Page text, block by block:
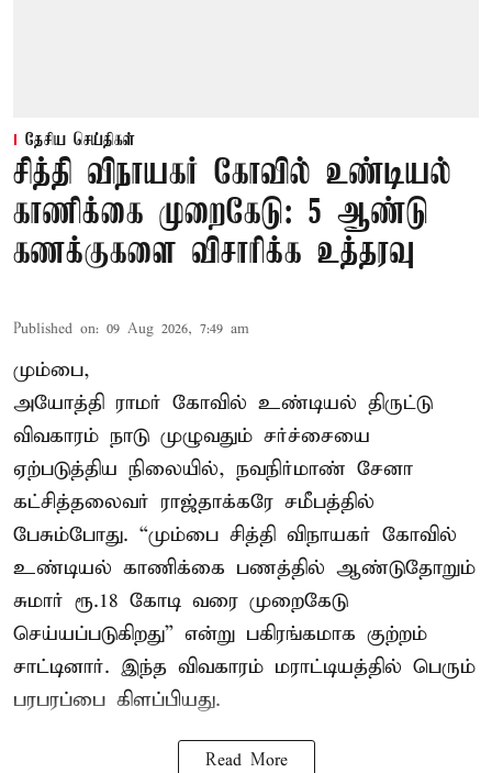
தேசிய செய்திகள்
சித்தி விநாயகர் கோவில் உண்டியல்
காணிக்கை முறைகேடு: 5 ஆண்டு
கணக்குகளை விசாரிக்க உத்தரவு
Published on: 09 Aug 2026, 7:49 am
மும்பை,
அயோத்தி ராமர் கோவில் உண்டியல் திருட்டு
விவகாரம் நாடு முழுவதும் சர்ச்சையை
ஏற்படுத்திய நிலையில், நவநிர்மாண் சேனா
கட்சித்தலைவர் ராஜ்தாக்கரே சமீபத்தில்
பேசும்போது. “மும்பை சித்தி விநாயகர் கோவில்
உண்டியல் காணிக்கை பணத்தில் ஆண்டுதோறும்
சுமார் ரூ.18 கோடி வரை முறைகேடு
செய்யப்படுகிறது” என்று பகிரங்கமாக குற்றம்
சாட்டினார். இந்த விவகாரம் மராட்டியத்தில் பெரும்
பரபரப்பை கிளப்பியது.
Read More